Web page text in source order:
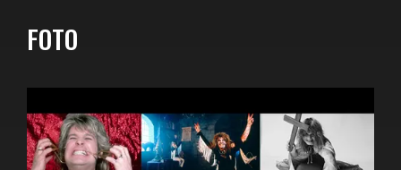
FOTO